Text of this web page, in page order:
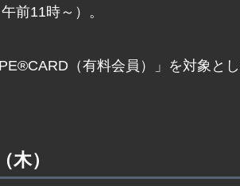
前11時～）。
（有料会員）」を対象と
木）